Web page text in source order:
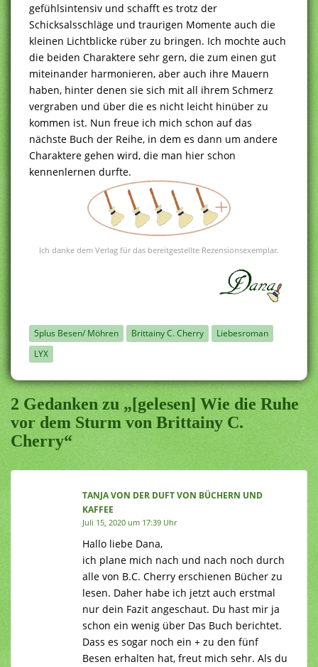
gefühlsintensiv und schafft es trotz der
Schicksalsschläge und traurigen Momente auch die
kleinen Lichtblicke rüber zu bringen. Ich mochte auch
die beiden Charaktere sehr gern, die zum einen gut
miteinander harmonieren, aber auch ihre Mauern
haben, hinter denen sie sich mit all ihrem Schmerz
vergraben und über die es nicht leicht hinüber zu
kommen ist. Nun freue ich mich schon auf das
nächste Buch der Reihe, in dem es dann um andere
Charaktere gehen wird, die man hier schon
kennenlernen durfte.
Ich danke dem Verlag für das bereitgestellte Rezensionsexemplar.
5plus Besen/ Möhren Brittainy C. Cherry
Liebesroman
LYX
2 Gedanken zu „[gelesen] Wie die Ruhe
vor dem Sturm von Brittainy C.
Cherry“
TANJA VON DER DUFT VON BÜCHERN UND
KAFFEE
Juli 15, 2020 um 17:39 Uhr
Hallo liebe Dana,
ich plane mich nach und nach noch durch
alle von B.C. Cherry erschienen Bücher zu
lesen. Daher habe ich jetzt auch erstmal
nur dein Fazit angeschaut. Du hast mir ja
schon ein wenig über Das Buch berichtet.
Dass es sogar noch ein + zu den fünf
Besen erhalten hat, freut mich sehr. Als du